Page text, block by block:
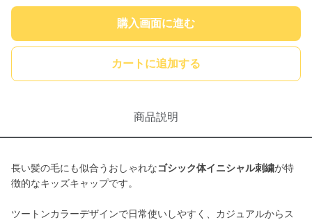
購入画面に進む
カートに追加する
商品説明
長い髪の毛にも似合うおしゃれなゴシック体イニシャル刺繍が特
徴的なキッズキャップです。
ツートンカラーデザインで日常使いしやすく、カジュアルからス